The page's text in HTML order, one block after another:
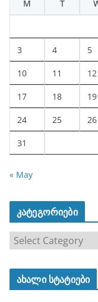
M
T
3 4 5
10 11 12
17 18 19
24 25 26
31
« May
კატეგორიები
ა
ტ
ახალი სტატიები